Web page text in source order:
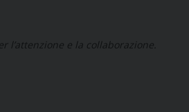
l’attenzione e la collaborazione.